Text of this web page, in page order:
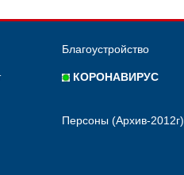
Благоустройство
КОРОНАВИРУС
Персоны (Архив-2012г)